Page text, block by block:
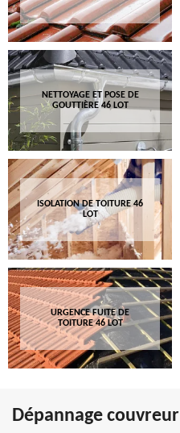
NETTOYAGE ET POSE DE
GOUTTIÈRE 46 LOT
ISOLATION DE TOITURE 46
LOT
URGENCE FUITE DE
TOITURE 46 LOT
Dépannage couvreur